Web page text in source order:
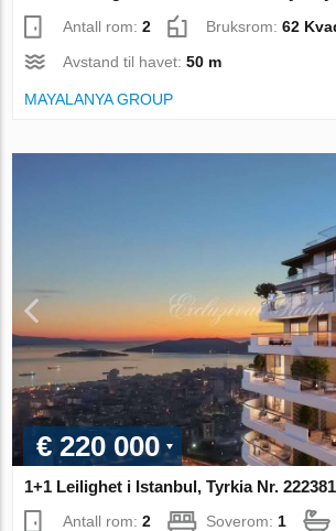
Antall rom:2 Bruksrom:62
Avstand til havet:50 m
MAYALANYA GROUP
€ 220 000
1+1 Leilighet i Istanbul, Tyrkia Nr. 222381
Antall rom:2 Soverom: 1